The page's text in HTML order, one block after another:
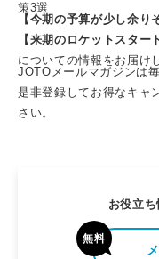
策3選
【今期の予算が少し余り
【来期のロケットスター
についての情報をお届け
JOTOメールマガジンは
是非登録してお得なキャ
さい。
お役立
無料